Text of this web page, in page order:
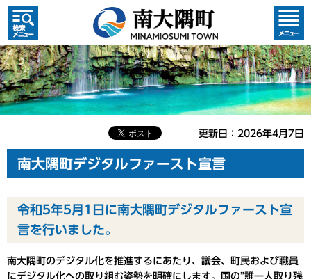
検索・
共通メ
ニュー
コンテ
ンツメ
ニュー
更新日：2026年4月7日
南大隅町デジタルファースト宣言
令和5年5月1日に南大隅町デジタルファースト宣
言を行いました。
南大隅町のデジタル化を推進するにあたり、議会、町民および職員
にデジタル化への取り組む姿勢を明確にします。国の”誰一人取り残